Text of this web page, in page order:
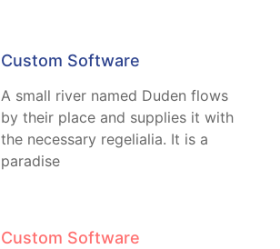
Custom Software
A small river named Duden flows
by their place and supplies it with
the necessary regelialia. It is a
paradise
Custom Software